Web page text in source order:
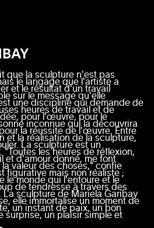
que la sculpture n'est pas
le langage que l'artiste a
et le résultat d'un travail
sur le message qu'elle
une discipline qui demande de
heures de travail et de
pour l'œuvre, pour le
inconnue qui la découvrira
la réussite de l'œuvre. Entre
et la réalisation de la sculpture,
La sculpture est un
"Toutes les heures de réflexion,
et d'amour donné, me font
valeur des choses," confie
figurative mais non réaliste ;
le monde qui l'entoure et le
de tendresse à travers des
sculpture de Mariela Garibay
elle immortalise un moment de
un instant de paix, un bon
surprise, un plaisir simple et